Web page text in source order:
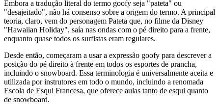
Embora a tradução literal do termo goofy seja "pateta" ou
"desajeitado", não há consenso sobre a origem do termo. A principal
teoria, claro, vem do personagem Pateta que, no filme da Disney
"Hawaiian Holiday", saía nas ondas com o pé direito para a frente,
enquanto quase todos os surfistas eram regulares.
Desde então, começaram a usar a expressão goofy para descrever a
posição do pé direito à frente em todos os esportes de prancha,
incluindo o snowboard. Essa terminologia é universalmente aceita e
utilizada por instrutores em todo o mundo, incluindo a renomada
Escola de Esqui Francesa, que oferece aulas tanto de esqui quanto
de snowboard.